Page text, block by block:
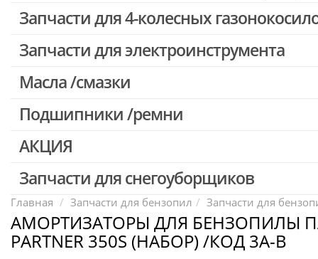
Запчасти для 4-колесных
Запчасти для электроинструмента
Двигатели, редукторы для шуруповертов
Выключатели, переключатели
Запчасти для перфораторов и отбойных молотков
Запчасти для УШМ (болгарок)
Запчасти для электроинструмента другие
Конденсаторы
Якоря, статоры
Масла /смазки
Подшипники /ремни
АКЦИЯ
Скидка 50%
Запчасти для снегоуборщиков
Главная Запчасти для бензопил Запчасти для
АМОРТИЗАТОРЫ ДЛЯ БЕНЗОПИЛЫ
PARTNER 350S (НАБОР) /КОД 3A-B